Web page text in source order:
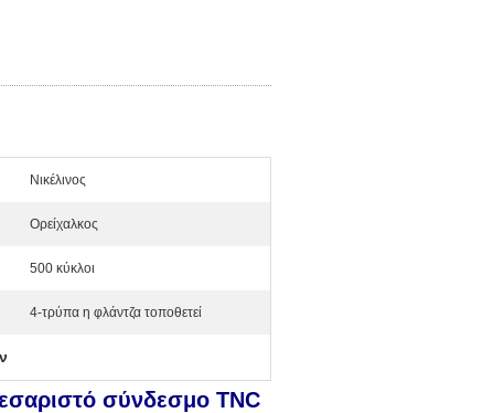
Νικέλινος
Ορείχαλκος
500 κύκλοι
4-τρύπα η φλάντζα τοποθετεί
σύνδεσμο TNC